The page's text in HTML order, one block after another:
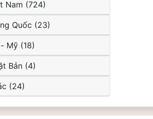
Việt Nam (724)
Trung Quốc (23)
Âu - Mỹ (18)
Nhật Bản (4)
Khác (24)